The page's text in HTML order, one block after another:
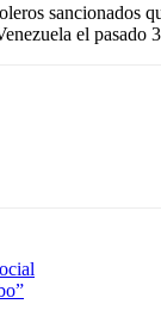
el pasado